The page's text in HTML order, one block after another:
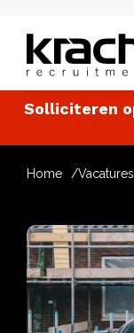
Solliciteren
Home Vacatures